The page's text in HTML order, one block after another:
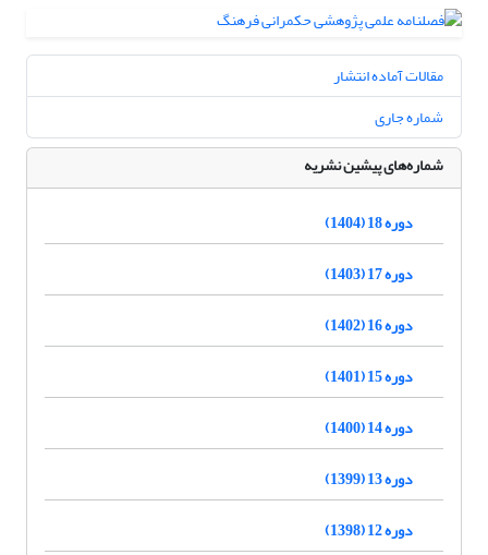
مقالات آماده انتشار
شماره جاری
شماره‌های پیشین نشریه
دوره 18 (1404)
دوره 17 (1403)
دوره 16 (1402)
دوره 15 (1401)
دوره 14 (1400)
دوره 13 (1399)
دوره 12 (1398)